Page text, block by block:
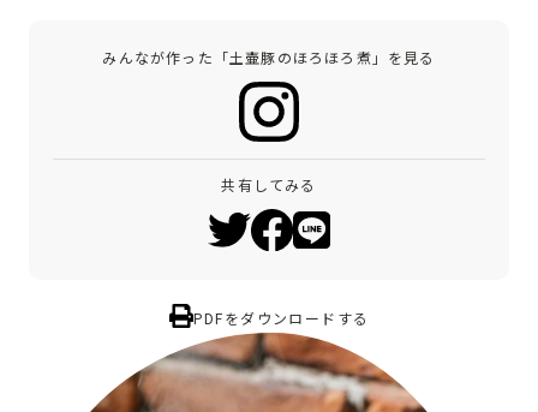
みんなが作った「土壷豚のほろほろ煮」を見る
共有してみる
PDFをダウンロードする